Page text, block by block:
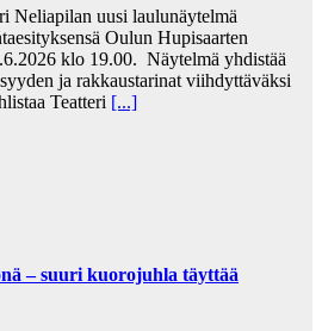
Neliapilan uusi laulunäytelmä
Oulun Hupisaarten
klo 19.00. Näytelmä yhdistää
ja rakkaustarinat viihdyttäväksi
Teatteri [...]
– suuri kuorojuhla täyttää